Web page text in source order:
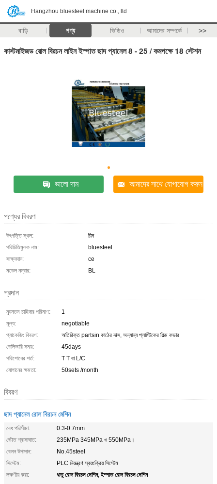
Hangzhou bluesteel machine co., ltd
বাড়ি পণ্য ভিডিও আমাদের সম্পর্কে >>
কাস্টমাইজড রোল বিরচন লাইন ইস্পাত ছাদ প্যানেল 8 - 25 / কমপক্ষে 18 স্টেশন
ভালো দাম আমাদের সাথে যোগাযোগ করুন
পণ্যের বিবরণ
উৎপত্তি স্থল:
চীন
পরিচিতিমুলক নাম:
bluesteel
সাক্ষ্যদান:
ce
মডেল নম্বার:
BL
প্রদান
ন্যূনতম চাহিদার পরিমাণ:
1
মূল্য:
negotiable
প্যাকেজিং বিবরণ:
অতিরিক্ত partsin কাঠের বাক্স, অন্যান্য প্লাস্টিকের ফিল্ম কভার
ডেলিভারি সময়:
45days
পরিশোধের শর্ত:
T T বা L/C
যোগানের ক্ষমতা:
50sets /month
বিবরণ
ছাদ প্যানেল রোল বিরচন মেশিন
বেধ পরিসীমা:
0.3-0.7mm
ভৌত শ্বাসাঘাত:
235MPa 345MPa ও 550MPa।
বেলন উপাদান:
No.45steel
সিস্টেম:
PLC নিয়ন্ত্রণ স্বয়ংক্রিয় সিস্টেম
লক্ষণীয় করা:
ধাতু রোল বিরচন মেশিন, ইস্পাত রোল বিরচন মেশিন